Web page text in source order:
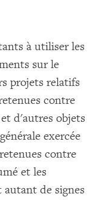
à utiliser les
sur le
projets relatifs
contre
d'autres objets
exercée
contre
et les
de signes